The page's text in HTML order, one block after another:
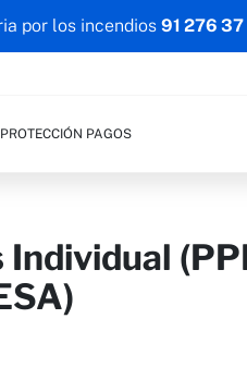
por los incendios 91 276
PROTECCIÓN PAGOS